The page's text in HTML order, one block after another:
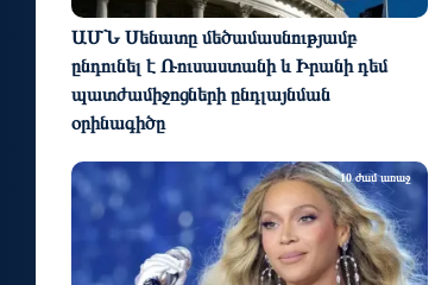
ԱՄՆ Սենատը մեծամասնությամբ
ընդունել է Ռուսաստանի և Իրանի դեմ
պատժամիջոցների ընդլայնման
օրինագիծը
10 ժամ առաջ